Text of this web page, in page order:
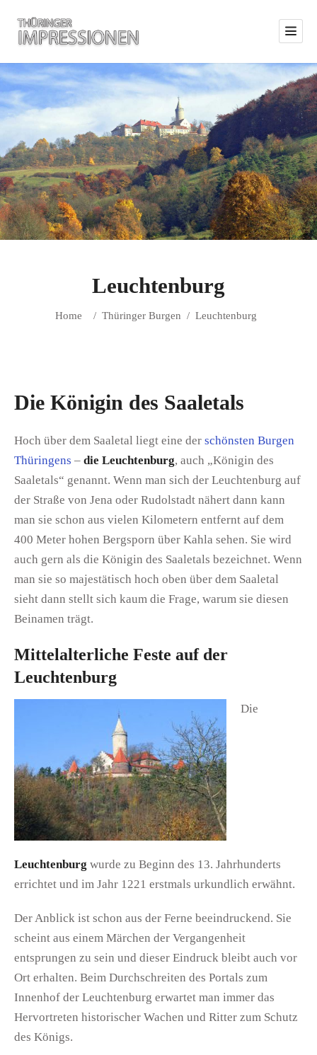
Leuchtenburg
Home / Thüringer Burgen / Leuchtenburg
Die Königin des Saaletals
Hoch über dem Saaletal liegt eine der schönsten Burgen
Thüringens – die Leuchtenburg, auch „Königin des
Saaletals“ genannt. Wenn man sich der Leuchtenburg auf
der Straße von Jena oder Rudolstadt nähert dann kann
man sie schon aus vielen Kilometern entfernt auf dem
400 Meter hohen Bergsporn über Kahla sehen. Sie wird
auch gern als die Königin des Saaletals bezeichnet. Wenn
man sie so majestätisch hoch oben über dem Saaletal
sieht dann stellt sich kaum die Frage, warum sie diesen
Beinamen trägt.
Mittelalterliche Feste auf der
Leuchtenburg
Die
Leuchtenburg wurde zu Beginn des 13. Jahrhunderts
errichtet und im Jahr 1221 erstmals urkundlich erwähnt.
Der Anblick ist schon aus der Ferne beeindruckend. Sie
scheint aus einem Märchen der Vergangenheit
entsprungen zu sein und dieser Eindruck bleibt auch vor
Ort erhalten. Beim Durchschreiten des Portals zum
Innenhof der Leuchtenburg erwartet man immer das
Hervortreten historischer Wachen und Ritter zum Schutz
des Königs.